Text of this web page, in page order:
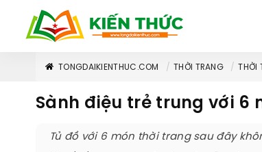
TONGDAIKIENTHUC.COM THỜI TRANG THỜI
Sành điệu trẻ trung với 6
Tủ đồ với 6 món thời trang sau đây